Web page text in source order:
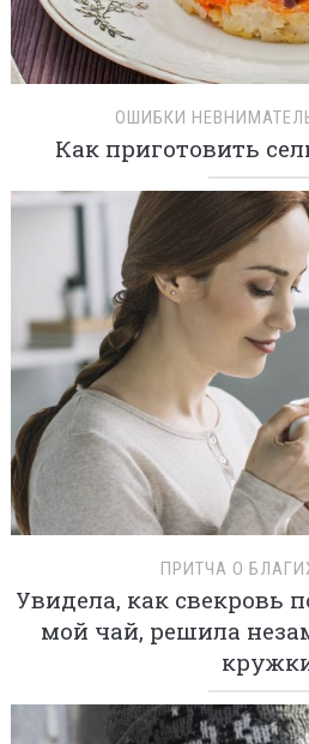
ОШИБКИ
Как приготовить
ПРИТЧА О
Увидела, как свекровь
мой чай, решила